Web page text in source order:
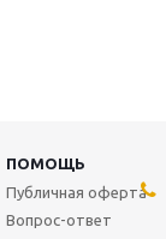
ПОМОЩЬ
Публичная оферта
Вопрос-ответ